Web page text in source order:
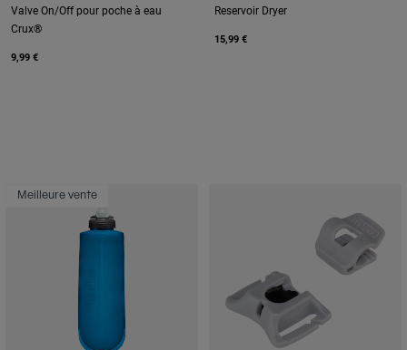
Valve On/Off pour poche à eau
Crux®
9,99 €
Reservoir Dryer
15,99 €
Meilleure vente